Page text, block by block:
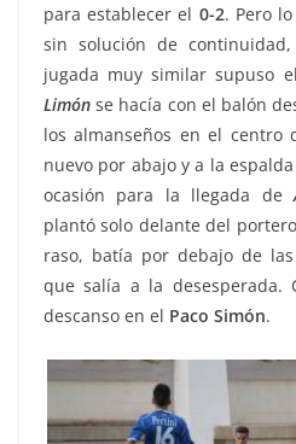
para establecer el 0-2. Pero
sin solución de
jugada muy similar supuso
Limón se hacía con el balón
los almanseños en el centro
nuevo por abajo y a la
ocasión para la llegada de
plantó solo delante del
raso, batía por debajo de
que salía a la desesperada.
descanso en el Paco Simón.